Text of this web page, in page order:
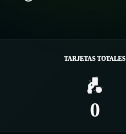
TARJETAS TOTALES
0